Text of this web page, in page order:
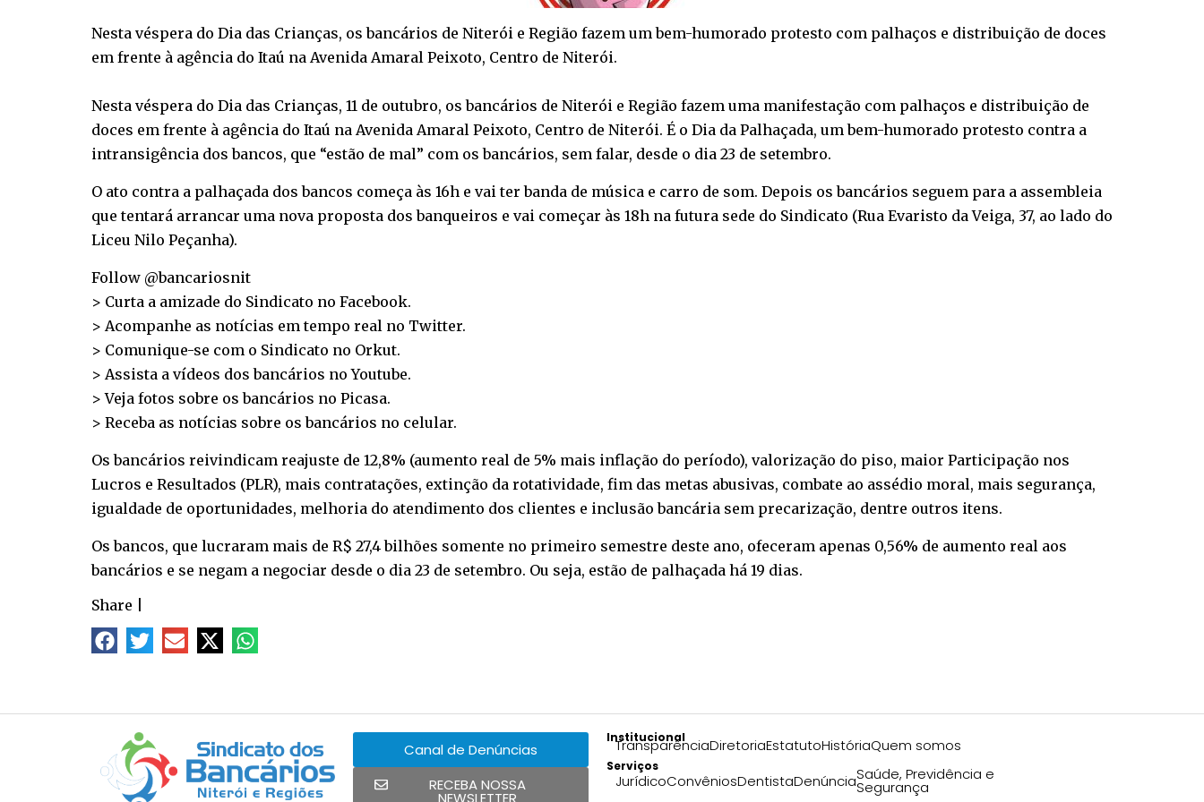
Nesta véspera do Dia das Crianças, os bancários de Niterói e Região fazem um bem-humorado protesto com palhaços e distribuição de doces
em frente à agência do Itaú na Avenida Amaral Peixoto, Centro de Niterói.
Nesta véspera do Dia das Crianças, 11 de outubro, os bancários de Niterói e Região fazem uma manifestação com palhaços e distribuição de
doces em frente à agência do Itaú na Avenida Amaral Peixoto, Centro de Niterói. É o Dia da Palhaçada, um bem-humorado protesto contra a
intransigência dos bancos, que “estão de mal” com os bancários, sem falar, desde o dia 23 de setembro.
O ato contra a palhaçada dos bancos começa às 16h e vai ter banda de música e carro de som. Depois os bancários seguem para a assembleia
que tentará arrancar uma nova proposta dos banqueiros e vai começar às 18h na futura sede do Sindicato (Rua Evaristo da Veiga, 37, ao lado do
Liceu Nilo Peçanha).
Follow @bancariosnit
> Curta a amizade do Sindicato no Facebook.
> Acompanhe as notícias em tempo real no Twitter.
> Comunique-se com o Sindicato no Orkut.
> Assista a vídeos dos bancários noYoutube.
> Veja fotos sobre os bancários no Picasa.
> Receba as notícias sobre os bancários no celular.
Os bancários reivindicam reajuste de 12,8% (aumento real de 5% mais inflação do período), valorização do piso, maior Participação nos
Lucros e Resultados (PLR), mais contratações, extinção da rotatividade, fim das metas abusivas, combate ao assédio moral, mais segurança,
igualdade de oportunidades, melhoria do atendimento dos clientes e inclusão bancária sem precarização, dentre outros itens.
Os bancos, que lucraram mais de R$ 27,4 bilhões somente no primeiro semestre deste ano, ofeceram apenas 0,56% de aumento real aos
bancários e se negam a negociar desde o dia 23 de setembro. Ou seja, estão de palhaçada há 19 dias.
Share
Canal de Denúncias
RECEBA NOSSA
Institucional
TransparênciaDiretoriaEstatutoHistóriaQuem somos
Serviços
JurídicoConvêniosDentistaDenúnciaSaúde, Previdência e
Segurança